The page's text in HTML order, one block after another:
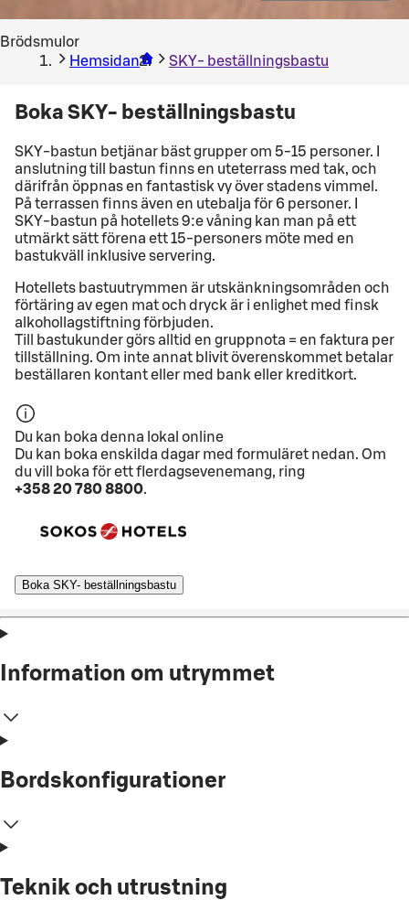
Brödsmulor
Hemsidan
SKY- beställningsbastu
Boka SKY- beställningsbastu
SKY-bastun betjänar bäst grupper om 5-15 personer. I
anslutning till bastun finns en uteterrass med tak, och
därifrån öppnas en fantastisk vy över stadens vimmel.
På terrassen finns även en utebalja för 6 personer. I
SKY-bastun på hotellets 9:e våning kan man på ett
utmärkt sätt förena ett 15-personers möte med en
bastukväll inklusive servering.
Hotellets bastuutrymmen är utskänkningsområden och
förtäring av egen mat och dryck är i enlighet med finsk
alkohollagstiftning förbjuden.
Till bastukunder görs alltid en gruppnota = en faktura per
tillställning. Om inte annat blivit överenskommet betalar
beställaren kontant eller med bank eller kreditkort.
Du kan boka denna lokal online
Du kan boka enskilda dagar med formuläret nedan. Om
du vill boka för ett flerdagsevenemang, ring
+358 20 780 8800.
Boka SKY- beställningsbastu
Information om utrymmet
Bordskonfigurationer
Teknik och utrustning